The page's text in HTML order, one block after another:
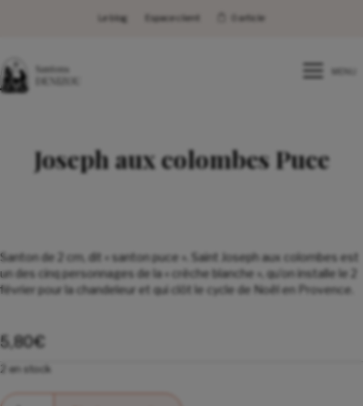
Le blog Espace client 0 article
Joseph aux colombes Puce
Santon de 2 cm, dit « santon puce ». Saint Joseph aux colombes est
un des cinq personnages de la « crèche blanche », qu’on installe le 2
février pour la chandeleur et qui clôt le cycle de Noël en Provence.
5,80€
2 en stock
Quantité